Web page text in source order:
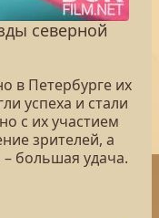
северной
в Петербурге их
успеха и стали
с их участием
зрителей, а
– большая удача.